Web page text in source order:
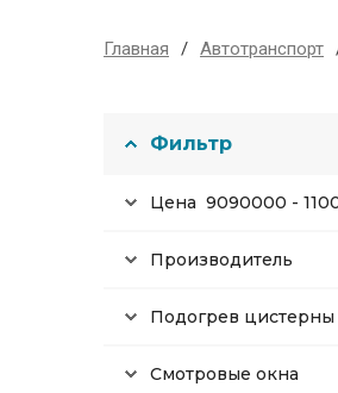
Главная Автотранспорт
Фильтр
Цена 9090000 -
Производитель
Подогрев цистерны
Смотровые окна